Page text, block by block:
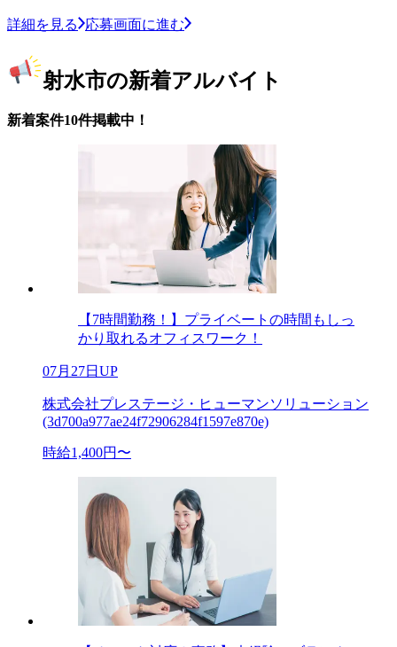
詳細を見る 応募画面に進む
射水市の新着アルバイト
新着案件10件掲載中！
【7時間勤務！】プライベートの時間もしっ
かり取れるオフィスワーク！
07月27日UP
株式会社プレステージ・ヒューマンソリューション
(3d700a977ae24f72906284f1597e870e)
時給1,400円〜